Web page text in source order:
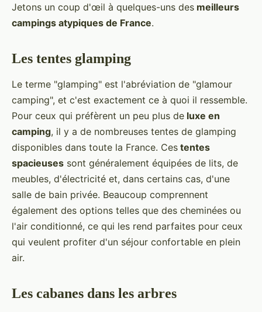
Jetons un coup d'œil à quelques-uns des meilleurs
campings atypiques de France.
Les tentes glamping
Le terme "glamping" est l'abréviation de "glamour
camping", et c'est exactement ce à quoi il ressemble.
Pour ceux qui préfèrent un peu plus de luxe en
camping, il y a de nombreuses tentes de glamping
disponibles dans toute la France. Ces tentes
spacieuses sont généralement équipées de lits, de
meubles, d'électricité et, dans certains cas, d'une
salle de bain privée. Beaucoup comprennent
également des options telles que des cheminées ou
l'air conditionné, ce qui les rend parfaites pour ceux
qui veulent profiter d'un séjour confortable en plein
air.
Les cabanes dans les arbres